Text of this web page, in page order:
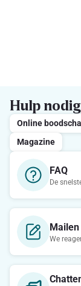
Hulp
Online
Magazine
FAQ
De
Mailen
We